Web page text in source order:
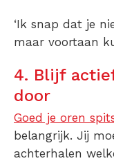
‘Ik snap dat je
maar voortaan
4. Blijf
door
Goed je oren
belangrijk. Jij
achterhalen